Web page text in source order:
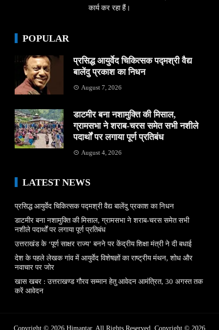
कार्य कर रहा हैं।
POPULAR
प्रसिद्ध आयुर्वेद चिकित्सक पद्मश्री वैद्य
बालेंदु प्रकाश का निधन
August 7, 2026
डाटमीर बना नशामुक्ति की मिसाल,
ग्रामसभा ने शराब-चरस समेत सभी नशीले
पदार्थों पर लगाया पूर्ण प्रतिबंध
August 4, 2026
LATEST NEWS
प्रसिद्ध आयुर्वेद चिकित्सक पद्मश्री वैद्य बालेंदु प्रकाश का निधन
डाटमीर बना नशामुक्ति की मिसाल, ग्रामसभा ने शराब-चरस समेत सभी
नशीले पदार्थों पर लगाया पूर्ण प्रतिबंध
उत्तराखंड के ‘पूर्ण साक्षर राज्य’ बनने पर केंद्रीय शिक्षा मंत्री ने दी बधाई
देश के पहले लेखक गांव में आयुर्वेद विशेषज्ञों का राष्ट्रीय मंथन, शोध और
नवाचार पर जोर
खास खबर : उत्तराखण्ड गौरव सम्मान हेतु आवेदन आमंत्रित, 30 अगस्त तक
करें आवेदन
Copyright © 2026 Himantar. All Rights Reserved. Copyright © 2026